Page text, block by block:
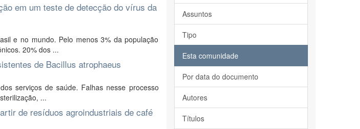
em um teste de detecção do vírus da
e no mundo. Pelo menos 3% da população
20% dos ...
de Bacillus atrophaeus
serviços de saúde. Falhas nesse processo
...
de resíduos agroindustriais de café
Assuntos
Tipo
Esta comunidade
Por data do documento
Autores
Títulos